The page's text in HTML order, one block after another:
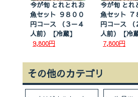
今が旬 とれとれお
魚セット ９８００
円コース （３－４
人前）【冷蔵】
9,800円
今が旬 とれ
魚セット ７
円コース （
人前）【冷
7,800円
その他のカテゴリ